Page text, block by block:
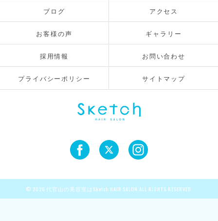
ブログ アクセス
お客様の声 ギャラリー
採用情報 お問い合わせ
プライバシーポリシー サイトマップ
© 2026 代官山の美容室はSketch HAIR SALON ALL RIGHTS RESERVED.